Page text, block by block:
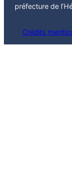
préfecture de
Crédits